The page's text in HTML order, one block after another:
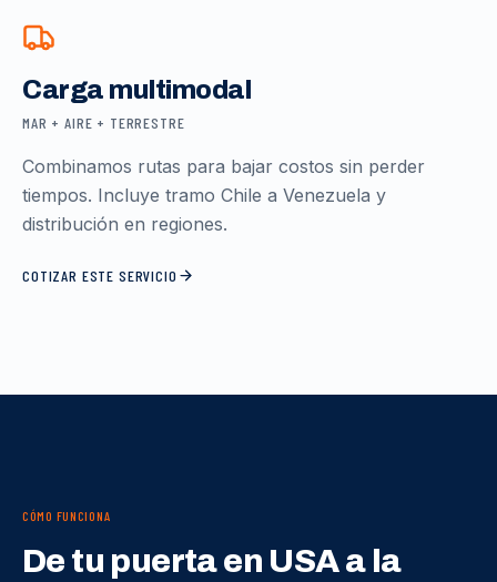
Carga multimodal
MAR + AIRE + TERRESTRE
Combinamos rutas para bajar costos sin perder
tiempos. Incluye tramo Chile a Venezuela y
distribución en regiones.
COTIZAR ESTE SERVICIO
CÓMO FUNCIONA
De tu puerta en USA a la